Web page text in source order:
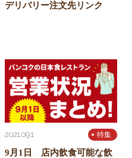
デリバリー注文先リンク
2021.09.1 特集
9月1日 店内飲食可能な飲